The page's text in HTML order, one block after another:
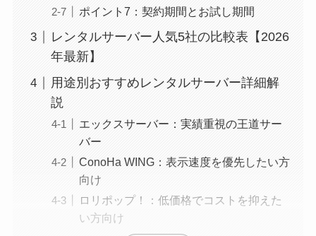
ポイント7：契約期間とお試し期間
レンタルサーバー人気5社の比較表【2026
年最新】
用途別おすすめレンタルサーバー詳細解
説
エックスサーバー：実績重視の王道サー
バー
ConoHa WING：表示速度を優先したい方
向け
ロリポップ！：低価格でコストを抑えた
い方向け